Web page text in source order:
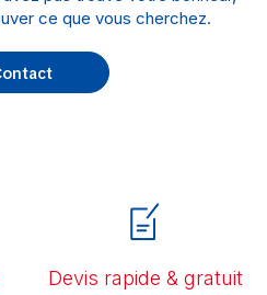
ce que vous cherchez.
Devis rapide & gratuit